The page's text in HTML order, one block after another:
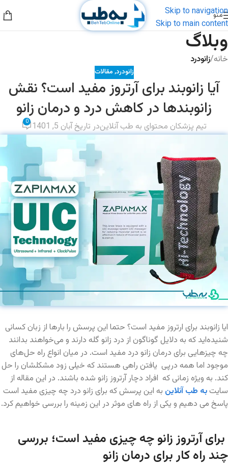
Skip to navigation
Skip to main content
منو
وبلاگ
خانه/زانودرد
زانودرد, مقالات
آیا زانوبند برای آرتروز مفید است؟ نقش
زانوبندها در کاهش درد و درمان زانو
تیم پزشکان محتوای به طب آنلایندر تاریخ آبان 5, 1401 0
ایا زانوبند برای ارتروز مفید است؟ حتما این پرسش را بارها از زبان کسانی
شنیده‌اید که به دلایل گوناگون از درد زانو گله دارند و می‌خواهند بدانند
چه چیزهایی برای درمان زانو درد مفید است. در میان انواع راه حل‌های
موجود اما همه درپی یافتن راهی هستند که خیلی زود مشکلشان را حل
کند. به ویژه زمانی که افراد دچار آرتروز زانو شده باشند. در این مقاله از
سایتبه طب آنلاین به این پرسش که برای زانو درد چه چیزی مفید است
پاسخ می دهیم و یکی از راه های موثر در این زمینه را بررسی خواهیم کرد.
برای آرتروز زانو چه چیزی مفید است؛ بررسی
چند راه کار برای درمان زانو